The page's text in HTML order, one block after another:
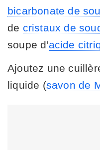
bicarbonate de
de cristaux de
soupe d'acide
Ajoutez une
liquide (savon de